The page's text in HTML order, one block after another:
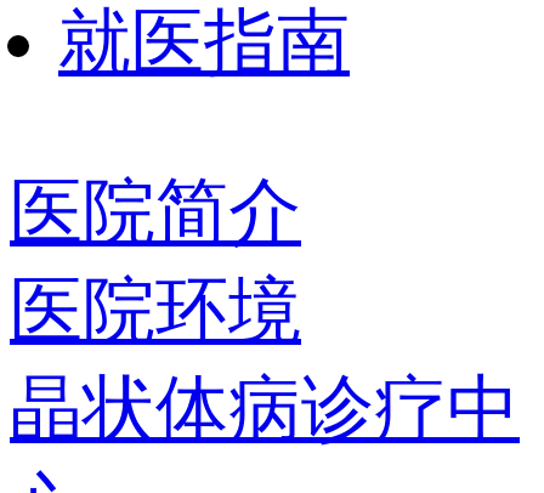
就医指南
医院简介
医院环境
晶状体病诊疗中